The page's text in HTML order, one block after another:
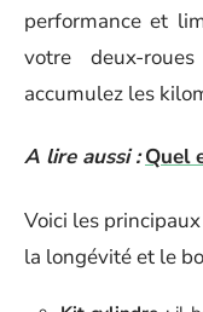
performance et
votre deux-
accumulez les
A lire aussi : Quel
Voici les
la longévité et le